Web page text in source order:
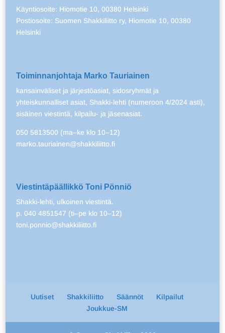
Käyntiosoite: Hiomotie 10, 00380 Helsinki
Postiosoite: Suomen Shakkiliitto ry, Hiomotie 10, 00380
Helsinki
Toiminnanjohtaja Marko Tauriainen
kansainväliset ja järjestöasiat, sidosryhmät ja
yhteiskunnalliset asiat, Shakki-lehti (numeroon 4/2024 asti),
sisäinen viestintä, kilpailu- ja jäsenasiat.
050 5813500 (ma–ke klo 10–12)
marko.tauriainen@shakkiliitto.fi
Viestintäpäällikkö Toni Pönniö
Shakki-lehti, ulkoinen viestintä.
p. 040 4851547 (ti–pe klo 10–12)
toni.ponnio@shakkiliitto.fi
Uutiset Shakkiliitto Säännöt
Kilpailut
Joukkue-SM